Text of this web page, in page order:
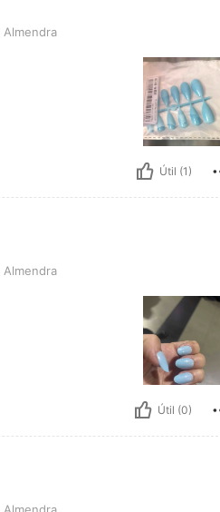
Almendra
Útil (1)
Almendra
Útil (0)
Almendra